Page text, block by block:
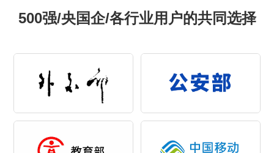
500强/央国企/各行业用户的共同选择